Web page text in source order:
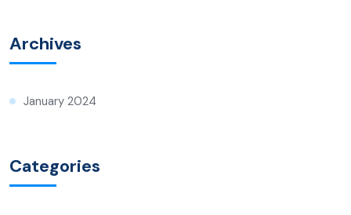
Archives
January 2024
Categories